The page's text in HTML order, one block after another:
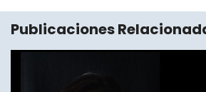
Publicaciones